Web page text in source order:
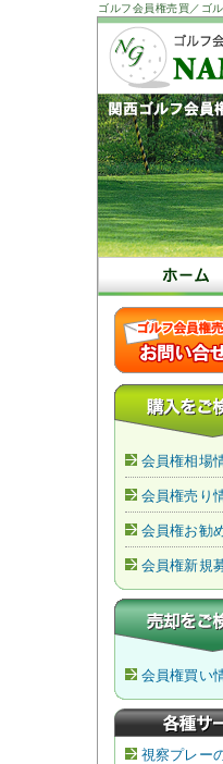
ゴルフ会員権売買／ゴ
会員権相場
会員権売り
会員権お勧
会員権新規
会員権買い
視察プレー